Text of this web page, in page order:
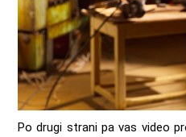
Po drugi strani pa vas video